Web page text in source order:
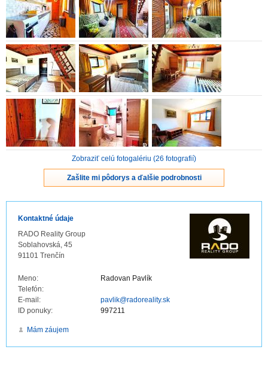
ZVÝRAZNENIE REALITNÝCH INZERÁTOV
REKLAMA
PARTNERI
OBCHODNÉ PODMIENKY
KONTAKT
Zobraziť celú fotogalériu (26 fotografií)
Zašlite mi pôdorys a ďalšie podrobnosti
Kontaktné údaje
RADO Reality Group
Soblahovská, 45
91101 Trenčín
Meno:
Radovan Pavlík
Telefón:
E-mail:
pavlik@radoreality.sk
ID ponuky:
997211
Mám záujem